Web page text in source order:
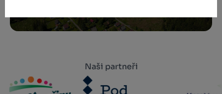
Naši partneři